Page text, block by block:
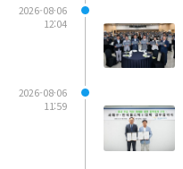
2026-08-06
12:04
2026-08-06
11:59